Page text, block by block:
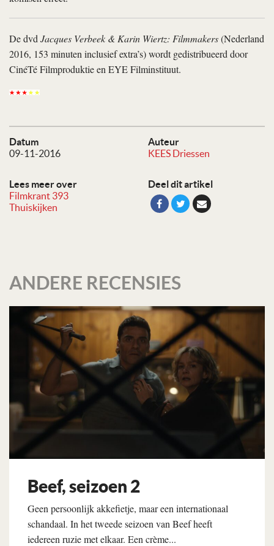
Datum
09-11-2016
Auteur
KEES Driessen
Lees meer over
Filmkrant 393
Thuiskijken
Deel dit artikel
De dvdJacques Verbeek & Karin Wiertz: Filmmakers(Nederland
2016, 153 minuten inclusief extra’s) wordt gedistribueerd door
CinéTé Filmproduktie en EYE Film­instituut.
ANDERE RECENSIES
Beef, seizoen 2
Geen persoonlijk akkefietje, maar een internationaal
schandaal. In het tweede seizoen van Beef heeft
iedereen ruzie met elkaar. Een crème...